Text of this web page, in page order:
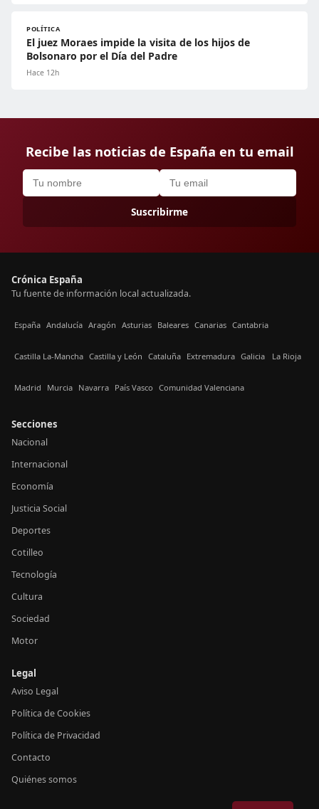
POLÍTICA
El juez Moraes impide la visita de los hijos de
Bolsonaro por el Día del Padre
Hace 12h
Recibe las noticias de España en tu email
Suscribirme
Crónica España
Tu fuente de información local actualizada.
España Andalucía Aragón Asturias Baleares Canarias Cantabria
Castilla La-Mancha Castilla y León Cataluña Extremadura Galicia La Rioja
Madrid Murcia Navarra País Vasco Comunidad Valenciana
Secciones
Nacional
Internacional
Economía
Justicia Social
Deportes
Cotilleo
Tecnología
Cultura
Sociedad
Motor
Legal
Aviso Legal
Política de Cookies
Política de Privacidad
Contacto
Quiénes somos